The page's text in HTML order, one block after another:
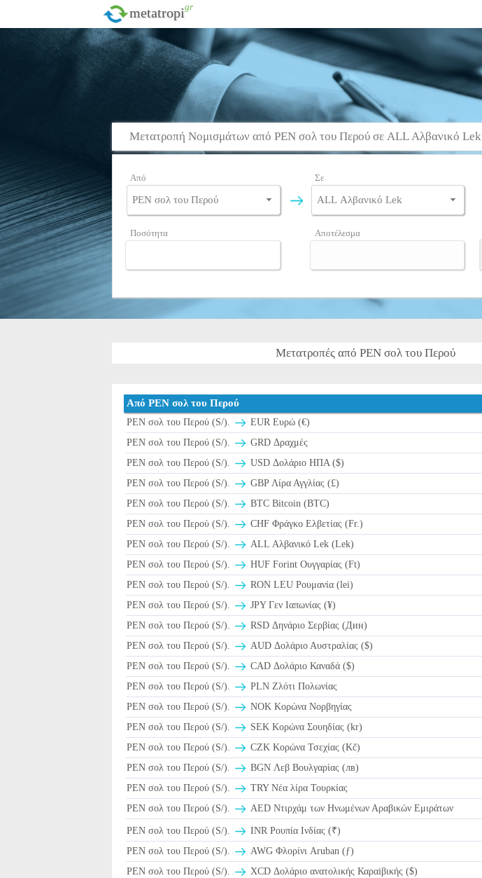
metatropi.gr
Μετατροπή Νομισμάτων από PEN σολ του Περού σε ALL Αλβανικό Lek
Από Σε
Ποσότητα Αποτέλεσμα
Μετατροπές από PEN σολ του Περού
Από PEN σολ του Περού
PEN σολ του Περού (S/).
EUR Ευρώ (€)
PEN σολ του Περού (S/).
GRD Δραχμές
PEN σολ του Περού (S/).
USD Δολάριο ΗΠΑ ($)
PEN σολ του Περού (S/).
GBP Λίρα Αγγλίας (£)
PEN σολ του Περού (S/).
BTC Bitcoin (BTC)
PEN σολ του Περού (S/).
CHF Φράγκο Ελβετίας (Fr.)
PEN σολ του Περού (S/).
ALL Αλβανικό Lek (Lek)
PEN σολ του Περού (S/).
HUF Forint Ουγγαρίας (Ft)
PEN σολ του Περού (S/).
RON LEU Ρουμανία (lei)
PEN σολ του Περού (S/).
JPY Γεν Ιαπωνίας (¥)
PEN σολ του Περού (S/).
RSD Δηνάριο Σερβίας (Дин)
PEN σολ του Περού (S/).
AUD Δολάριο Αυστραλίας ($)
PEN σολ του Περού (S/).
CAD Δολάριο Καναδά ($)
PEN σολ του Περού (S/).
PLN Ζλότι Πολωνίας
PEN σολ του Περού (S/).
NOK Κορώνα Νορβηγίας
PEN σολ του Περού (S/).
SEK Κορώνα Σουηδίας (kr)
PEN σολ του Περού (S/).
CZK Κορώνα Τσεχίας (Kč)
PEN σολ του Περού (S/).
BGN Λεβ Βουλγαρίας (лв)
PEN σολ του Περού (S/).
TRY Νέα λίρα Τουρκίας
PEN σολ του Περού (S/).
AED Ντιρχάμ των Ηνωμένων Αραβικών Εμιράτων
PEN σολ του Περού (S/).
INR Ρουπία Ινδίας (₹)
PEN σολ του Περού (S/).
AWG Φλορίνι Aruban (ƒ)
PEN σολ του Περού (S/).
XCD Δολάριο ανατολικής Καραiβικής ($)